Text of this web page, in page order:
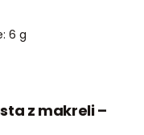
6 g
z makreli –